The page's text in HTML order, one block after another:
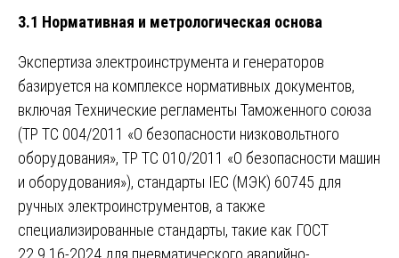
3.1 Нормативная и метрологическая основа
Экспертиза электроинструмента и генераторов
базируется на комплексе нормативных документов,
включая Технические регламенты Таможенного союза
(ТР ТС 004/2011 «О безопасности низковольтного
оборудования», ТР ТС 010/2011 «О безопасности машин
и оборудования»), стандарты IEC (МЭК) 60745 для
ручных электроинструментов, а также
специализированные стандарты, такие как ГОСТ
22.9.16-2024 для пневматического аварийно-